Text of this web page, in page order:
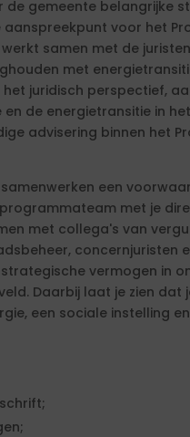
de gemeente belangrijke
voor het
samen met de
met
juridisch perspectief,
de energietransitie in
advisering binnen het
een
met je
met collega's van
concernjuristen
vermogen in
Daarbij laat je zien dat
een sociale instelling